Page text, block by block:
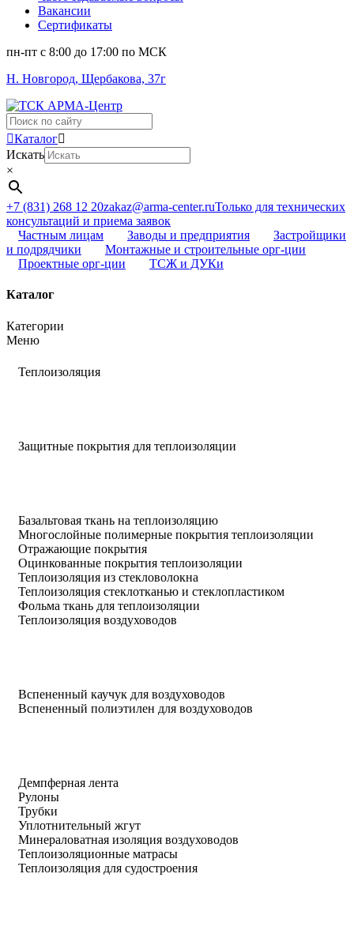
Вакансии
Сертификаты
пн-пт c 8:00 до 17:00 по МСК
Н. Новгород, Щербакова, 37г
Поиск
...Каталог
Искать
×
+7 (831) 268 12 20zakaz@arma-center.ruТолько для технических
консультаций и приема заявок
Частным лицам
Заводы и предприятия
Застройщики
и подрядчики
Монтажные и строительные орг-ции
Проектные орг-ции
ТСЖ и ДУКи
Каталог
Категории
Меню
Теплоизоляция
Защитные покрытия для теплоизоляции
Базальтовая ткань на теплоизоляцию
Многослойные полимерные покрытия теплоизоляции
Отражающие покрытия
Оцинкованные покрытия теплоизоляции
Теплоизоляция из стекловолокна
Теплоизоляция стеклотканью и стеклопластиком
Фольма ткань для теплоизоляции
Теплоизоляция воздуховодов
Вспененный каучук для воздуховодов
Вспененный полиэтилен для воздуховодов
Демпферная лента
Рулоны
Трубки
Уплотнительный жгут
Минераловатная изоляция воздуховодов
Теплоизоляционные матрасы
Теплоизоляция для судостроения